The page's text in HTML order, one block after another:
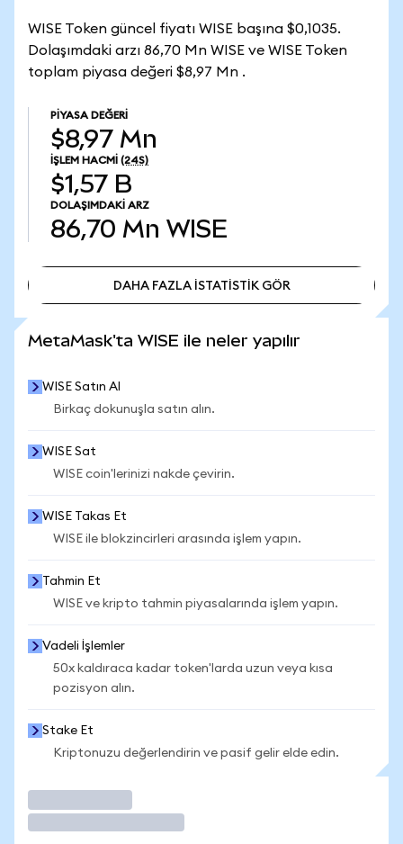
WISE Token güncel fiyatı WISE başına $0,1035.
Dolaşımdaki arzı 86,70 Mn WISE ve WISE Token
toplam piyasa değeri $8,97 Mn .
PIYASA DEĞERI
$8,97 Mn
İŞLEM HACMI (24S)
$1,57 B
DOLAŞIMDAKI ARZ
86,70 Mn WISE
DAHA FAZLA İSTATİSTİK GÖR
MetaMask'ta WISE ile neler yapılır
WISE Satın Al
Birkaç dokunuşla satın alın.
WISE Sat
WISE coin'lerinizi nakde çevirin.
WISE Takas Et
WISE ile blokzincirleri arasında işlem yapın.
Tahmin Et
WISE ve kripto tahmin piyasalarında işlem yapın.
Vadeli İşlemler
50x kaldıraca kadar token'larda uzun veya kısa
pozisyon alın.
Stake Et
Kriptonuzu değerlendirin ve pasif gelir elde edin.